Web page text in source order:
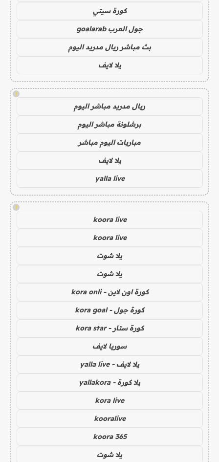
كورة سيتي
جول العرب goalarab
بث مباشر ريال مدريد اليوم
يلا لايف
!
ريال مدريد مباشر اليوم
برشلونة مباشر اليوم
مباريات اليوم مباشر
يلا لايف
yalla live
!
koora live
koora live
يلا شوت
يلا شوت
كورة اون لاين - kora onli
كورة جول - kora goal
كورة ستار - kora star
سوريا لايف
يلا لايف - yalla live
يلا كورة - yallakora
kora live
kooralive
koora 365
يلا شوت